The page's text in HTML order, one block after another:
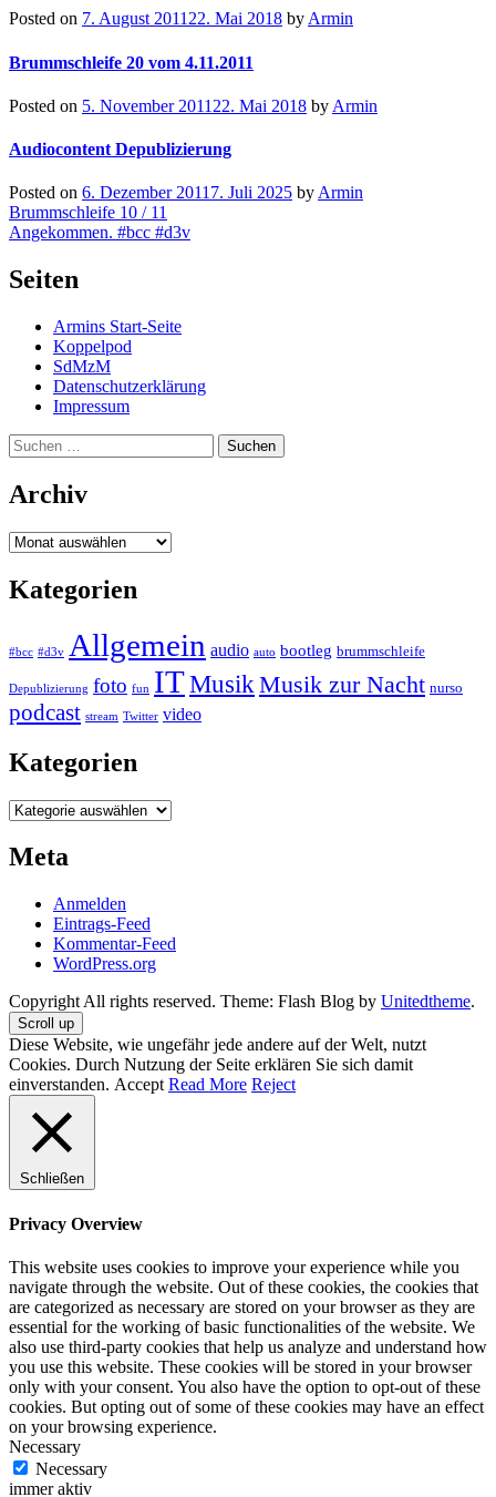
Posted on 7. August 2011 22. Mai 2018 by Armin
Brummschleife 20 vom 4.11.2011
Posted on 5. November 2011 22. Mai 2018 by Armin
Audiocontent Depublizierung
Posted on 6. Dezember 2011 7. Juli 2025 by Armin
Beitragsnavigation
Brummschleife 10 / 11
Angekommen. #bcc #d3v
Seiten
Armins Start-Seite
Koppelpod
SdMzM
Datenschutzerklärung
Impressum
Suchen
nach:
Archiv
Archiv
Kategorien
#bcc #d3v Allgemein audio auto bootleg brummschleife
Depublizierung foto fun ITMusik Musik zur Nacht nurso
podcast stream Twitter video
Kategorien
Kategorien
Meta
Anmelden
Eintrags-Feed
Kommentar-Feed
WordPress.org
Copyright All rights reserved. Theme: Flash Blog by Unitedtheme.
Scroll up
Diese Website, wie ungefähr jede andere auf der Welt, nutzt
Cookies. Durch Nutzung der Seite erklären Sie sich damit
einverstanden. Accept Read More Reject
Schließen
Privacy Overview
This website uses cookies to improve your experience while you
navigate through the website. Out of these cookies, the cookies that
are categorized as necessary are stored on your browser as they are
essential for the working of basic functionalities of the website. We
also use third-party cookies that help us analyze and understand how
you use this website. These cookies will be stored in your browser
only with your consent. You also have the option to opt-out of these
cookies. But opting out of some of these cookies may have an effect
on your browsing experience.
Necessary
Necessary
immer aktiv